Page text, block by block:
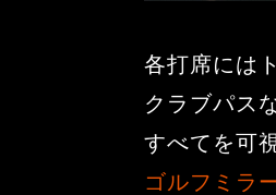
各打席には
クラブパス
すべてを可
ゴルフミラ